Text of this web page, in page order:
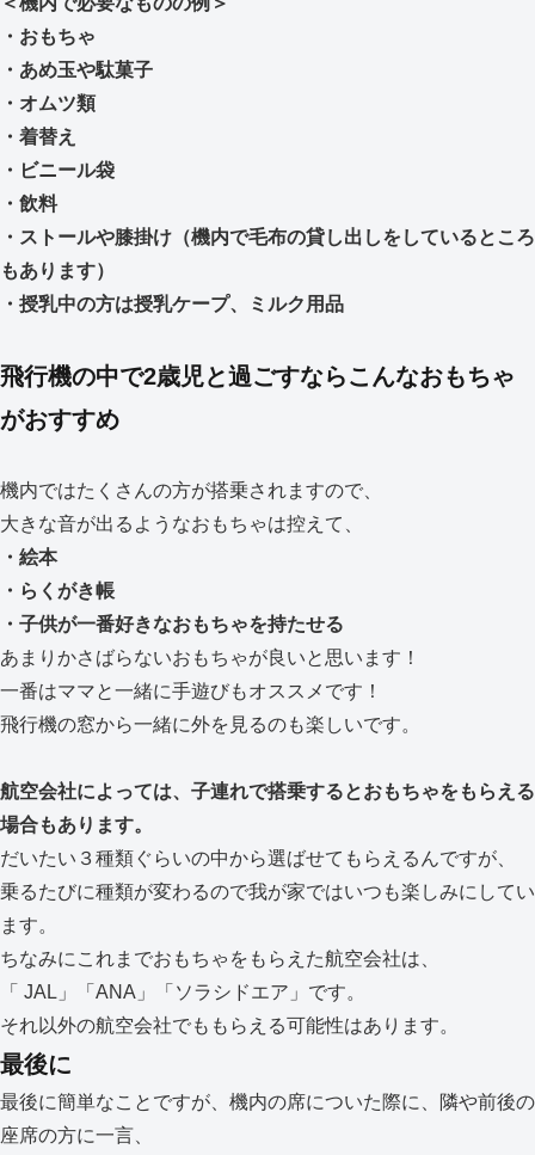
・おもちゃ
・あめ玉や駄菓子
・オムツ類
・着替え
・ビニール袋
・飲料
・ストールや膝掛け（機内で毛布の貸し出しをしているところ
もあります）
・授乳中の方は授乳ケープ、ミルク用品
飛行機の中で2歳児と過ごすならこんなおもちゃ
がおすすめ
機内ではたくさんの方が搭乗されますので、
大きな音が出るようなおもちゃは控えて、
・絵本
・らくがき帳
・子供が一番好きなおもちゃを持たせる
あまりかさばらないおもちゃが良いと思います！
一番はママと一緒に手遊びもオススメです！
飛行機の窓から一緒に外を見るのも楽しいです。
航空会社によっては、子連れで搭乗するとおもちゃをもらえる
場合もあります。
だいたい３種類ぐらいの中から選ばせてもらえるんですが、
乗るたびに種類が変わるので我が家ではいつも楽しみにしてい
ます。
ちなみにこれまでおもちゃをもらえた航空会社は、
「 JAL」「ANA」「ソラシドエア」です。
それ以外の航空会社でももらえる可能性はあります。
最後に
最後に簡単なことですが、機内の席についた際に、隣や前後の
座席の方に一言、